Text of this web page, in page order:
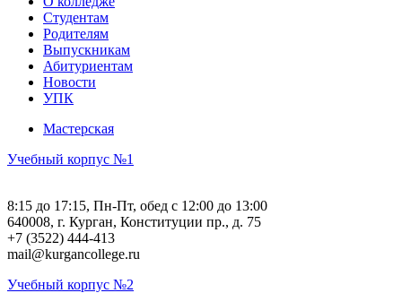
Студентам
Родителям
Выпускникам
Абитуриентам
Новости
УПК
Мастерская
Учебный корпус №1
8:15 до 17:15, Пн-Пт, обед с 12:00 до 13:00
640008, г. Курган, Конституции пр., д. 75
+7 (3522) 444-413
mail@kurgancollege.ru
Учебный корпус №2